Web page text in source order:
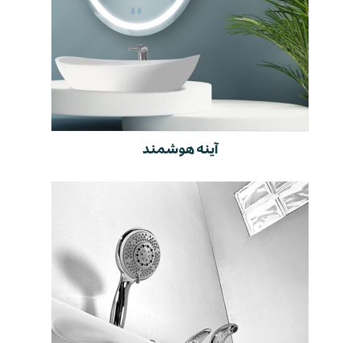
آینه هوشمند